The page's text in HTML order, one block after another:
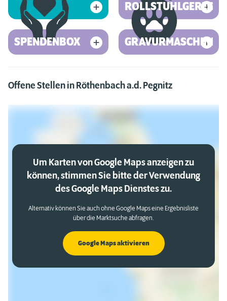
ROLLSTUHLGERECHT
SPENDENBOX GRAVURMASCHINE
Offene Stellen in Röthenbach a.d. Pegnitz
Um Karten von Google Maps anzeigen zu
können, stimmen Sie bitte der Verwendung
des Google Maps Dienstes zu.
Alternativ können Sie auch ohne Google Maps eine Ergebnisliste
über die Marktsuche abfragen.
Google Maps aktivieren